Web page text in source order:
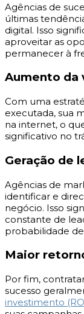
Agências de
últimas
digital. Isso
aproveitar as
permanecer à
Aumento da
Com uma
executada, sua
na internet, o
significativo no
Geração de
Agências de
identificar e
negócio. Isso
constante de
probabilidade
Maior
Por fim,
sucesso
investimento